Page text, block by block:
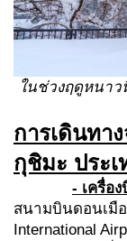
ในช่วงฤดูหนา
การเดินทา
กุชิมะ ประ
- เครื่อ
สนามบินดอนเมื
International